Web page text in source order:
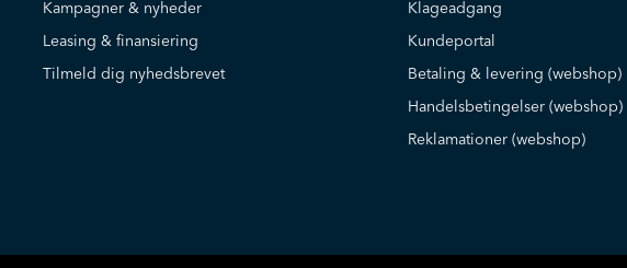
Kampagner & nyheder
Leasing & finansiering
Tilmeld dig nyhedsbrevet
Klageadgang
Kundeportal
Betaling & levering (webshop)
Handelsbetingelser (webshop)
Reklamationer (webshop)